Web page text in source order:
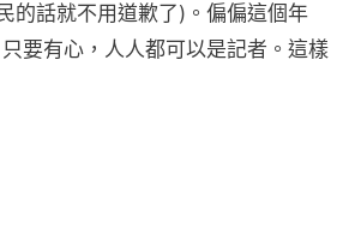
的話就不用道歉了)。偏偏這個年
要有心，人人都可以是記者。這樣